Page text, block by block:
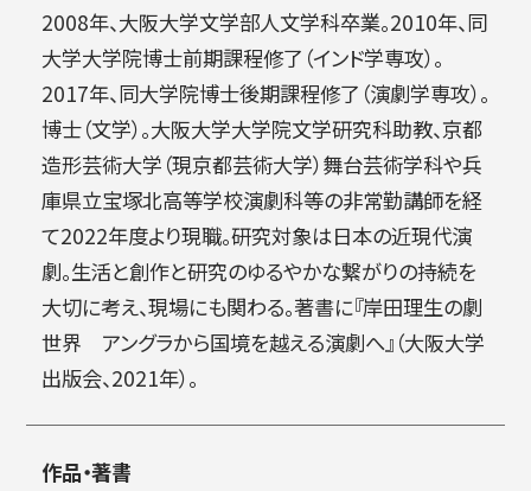
2008年、大阪大学文学部人文学科卒業。2010年、同
大学大学院博士前期課程修了（インド学専攻）。
2017年、同大学院博士後期課程修了（演劇学専攻）。
博士（文学）。大阪大学大学院文学研究科助教、京都
造形芸術大学（現京都芸術大学）舞台芸術学科や兵
庫県立宝塚北高等学校演劇科等の非常勤講師を経
て2022年度より現職。研究対象は日本の近現代演
劇。生活と創作と研究のゆるやかな繋がりの持続を
大切に考え、現場にも関わる。著書に『岸田理生の劇
世界 アングラから国境を越える演劇へ』（大阪大学
出版会、2021年）。
作品・著書